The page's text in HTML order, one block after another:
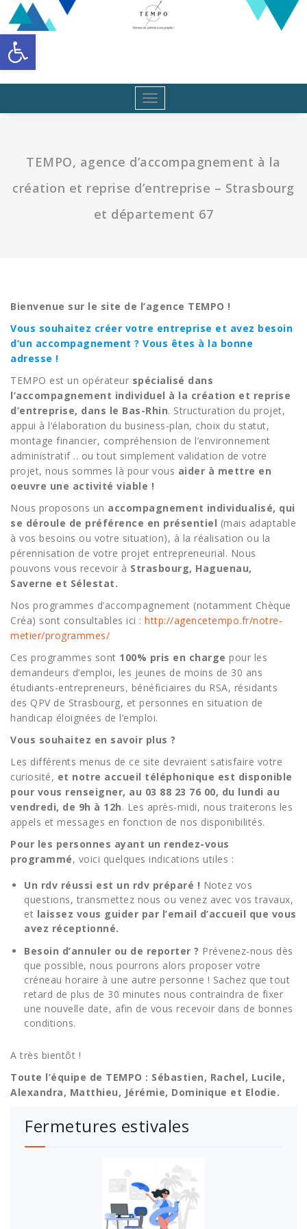
Ouvrir la barre d’outils
Aller
au
contenu
Toggle
navigation
TEMPO, agence d’accompagnement à la
création et reprise d’entreprise – Strasbourg
et département 67
Bienvenue sur le site de l’agence TEMPO !
Vous souhaitez créer votre entreprise et avez besoin
d’un accompagnement ? Vous êtes à la bonne
adresse !
TEMPO est un opérateur spécialisé dans
l’accompagnement individuel à la création et reprise
d’entreprise, dans le Bas-Rhin. Structuration du projet,
appui à l’élaboration du business-plan, choix du statut,
montage financier, compréhension de l’environnement
administratif .. ou tout simplement validation de votre
projet, nous sommes là pour vous aider à mettre en
oeuvre une activité viable !
Nous proposons un accompagnement individualisé, qui
se déroule de préférence en présentiel (mais adaptable
à vos besoins ou votre situation), à la réalisation ou la
pérennisation de votre projet entrepreneurial. Nous
pouvons vous recevoir à Strasbourg, Haguenau,
Saverne et Sélestat.
Nos programmes d’accompagnement (notamment Chèque
Créa) sont consultables ici : http://agencetempo.fr/notre-
metier/programmes/
Ces programmes sont 100% pris en charge pour les
demandeurs d’emploi, les jeunes de moins de 30 ans
étudiants-entrepreneurs, bénéficiaires du RSA, résidants
des QPV de Strasbourg, et personnes en situation de
handicap éloignées de l’emploi.
Vous souhaitez en savoir plus ?
Les différents menus de ce site devraient satisfaire votre
curiosité, et notre accueil téléphonique est disponible
pour vous renseigner, au 03 88 23 76 00, du lundi au
vendredi, de 9h à 12h. Les après-midi, nous traiterons les
appels et messages en fonction de nos disponibilités.
Pour les personnes ayant un rendez-vous
programmé, voici quelques indications utiles :
Un rdv réussi est un rdv préparé ! Notez vos
questions, transmettez nous ou venez avec vos travaux,
et laissez vous guider par l’email d’accueil que vous
avez réceptionné.
Besoin d’annuler ou de reporter ? Prévenez-nous dès
que possible, nous pourrons alors proposer votre
créneau horaire à une autre personne ! Sachez que tout
retard de plus de 30 minutes nous contraindra de fixer
une nouvelle date, afin de vous recevoir dans de bonnes
conditions.
A très bientôt !
Toute l’équipe de TEMPO : Sébastien, Rachel, Lucile,
Alexandra, Matthieu, Jérémie, Dominique et Elodie.
Fermetures estivales